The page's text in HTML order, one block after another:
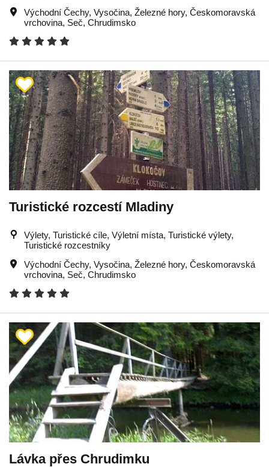
Východní Čechy, Vysočina, Železné hory, Českomoravská
vrchovina, Seč, Chrudimsko
Turistické rozcestí Mladiny
Výlety, Turistické cíle, Výletní místa, Turistické výlety,
Turistické rozcestníky
Východní Čechy, Vysočina, Železné hory, Českomoravská
vrchovina, Seč, Chrudimsko
Lávka přes Chrudimku